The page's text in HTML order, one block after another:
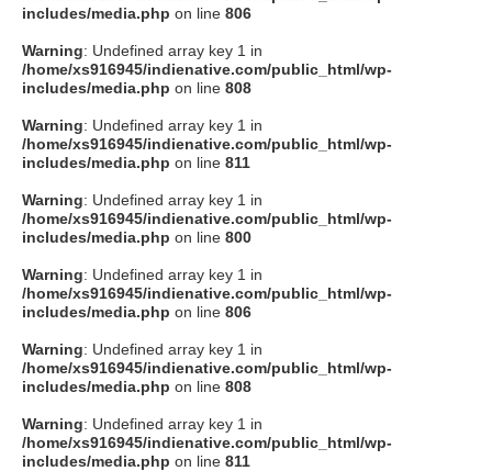
Soundcloud
to indienative
includes/media.php on line 806
Warning: Undefined array key 1 in
/home/xs916945/indienative.com/public_html/wp-
includes/media.php on line 808
Warning: Undefined array key 1 in
/home/xs916945/indienative.com/public_html/wp-
includes/media.php on line 811
Warning: Undefined array key 1 in
/home/xs916945/indienative.com/public_html/wp-
includes/media.php on line 800
Warning: Undefined array key 1 in
/home/xs916945/indienative.com/public_html/wp-
includes/media.php on line 806
Warning: Undefined array key 1 in
/home/xs916945/indienative.com/public_html/wp-
includes/media.php on line 808
Warning: Undefined array key 1 in
/home/xs916945/indienative.com/public_html/wp-
includes/media.php on line 811